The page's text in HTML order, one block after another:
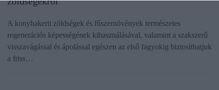
A konyhakerti zöldségek és fűszernövények természetes
regenerációs képességének kihasználásával, valamint a szakszerű
visszavágással és ápolással egészen az első fagyokig biztosíthatjuk
a friss…